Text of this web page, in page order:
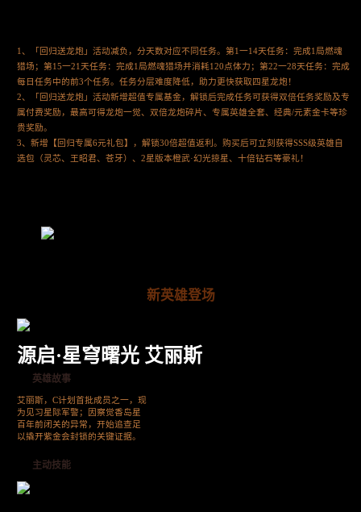
1、「回归送龙炮」活动减负，分天数对应不同任务。第1一14天任务：完成1局燃魂
猎场；第15一21天任务：完成1局燃魂猎场并消耗120点体力；第22一28天任务：完成
每日任务中的前3个任务。任务分层难度降低，助力更快获取四星龙炮！
2、「回归送龙炮」活动新增超值专属基金，解锁后完成任务可获得双倍任务奖励及专
属付费奖励，最高可得龙炮一觉、双倍龙炮碎片、专属英雄全套、经典/元素金卡等珍
贵奖励。
3、新增【回归专属6元礼包】，解锁30倍超值返利。购买后可立刻获得SSS级英雄自
选包（灵芯、王昭君、苍牙）、2星版本橙武·幻光掠星、十倍钻石等豪礼！
新英雄登场
源启·星穹曙光 艾丽斯
英雄故事
艾丽斯，C计划首批成员之一，现
为见习星际军警；因察觉香岛星
百年前闭关的异常，开始追查足
以撬开紫金会封锁的关键证据。
主动技能